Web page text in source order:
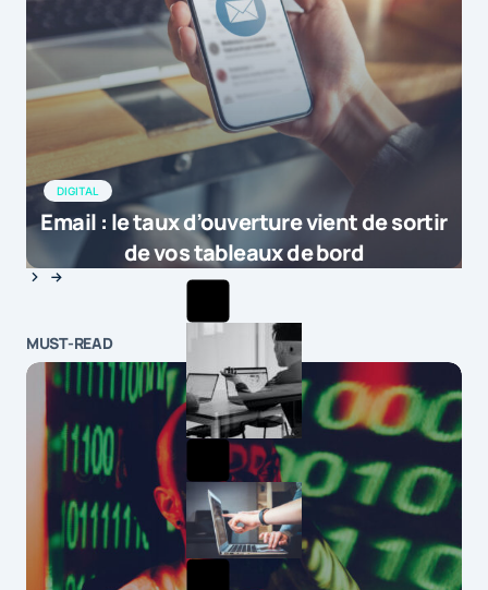
DIGITAL
Email : le taux d’ouverture vient de sortir
de vos tableaux de bord
MUST-READ